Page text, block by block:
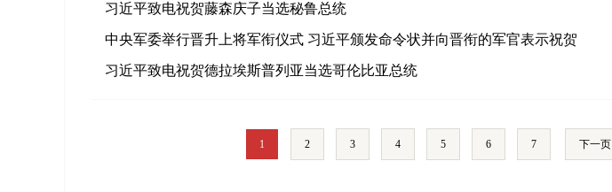
习近平致电祝贺藤森庆子当选秘鲁总统
中央军委举行晋升上将军衔仪式 习近平颁发命令状并向晋衔的军官表示祝贺
习近平致电祝贺德拉埃斯普列亚当选哥伦比亚总统
1 2 3 4 5 6 7 下一页